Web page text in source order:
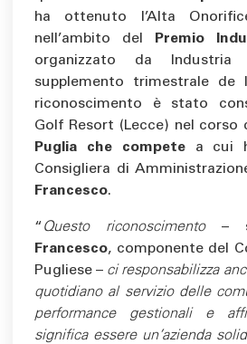
ha ottenuto l’Alta
nell’ambito del
Premio
organizzato da Industria
supplemento trimestrale de
riconoscimento è stato
Golf Resort (Lecce) nel corso
Puglia che competea cui
Consigliera di
Francesco.
“ Questo riconoscimento–
Francesco, componente del
Pugliese – ci responsabilizza
quotidiano al servizio delle
performance gestionali e
significa essere un’azienda